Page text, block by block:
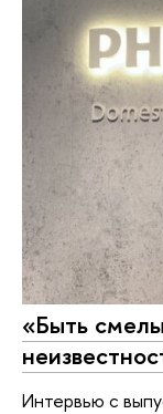
«Быть
Интервью ​с